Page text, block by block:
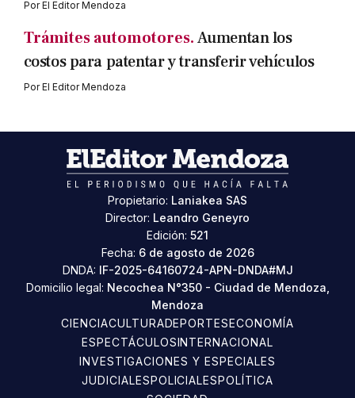
PorEl Editor Mendoza
Trámites automotores.Aumentan los
costos para patentar y transferir vehículos
PorEl Editor Mendoza
Propietario: Laniakea SAS
Director: Leandro Geneyro
Edición: 521
Fecha: 6 de agosto de 2026
DNDA: IF-2025-64160724-APN-DNDA#MJ
Domicilio legal: Necochea N°350 - Ciudad de Mendoza,
Mendoza
CIENCIACULTURADEPORTESECONOMÍA
ESPECTÁCULOSINTERNACIONAL
INVESTIGACIONES Y ESPECIALES
JUDICIALESPOLICIALESPOLÍTICA